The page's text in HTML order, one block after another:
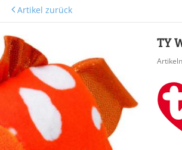
Artikel zurück
TY